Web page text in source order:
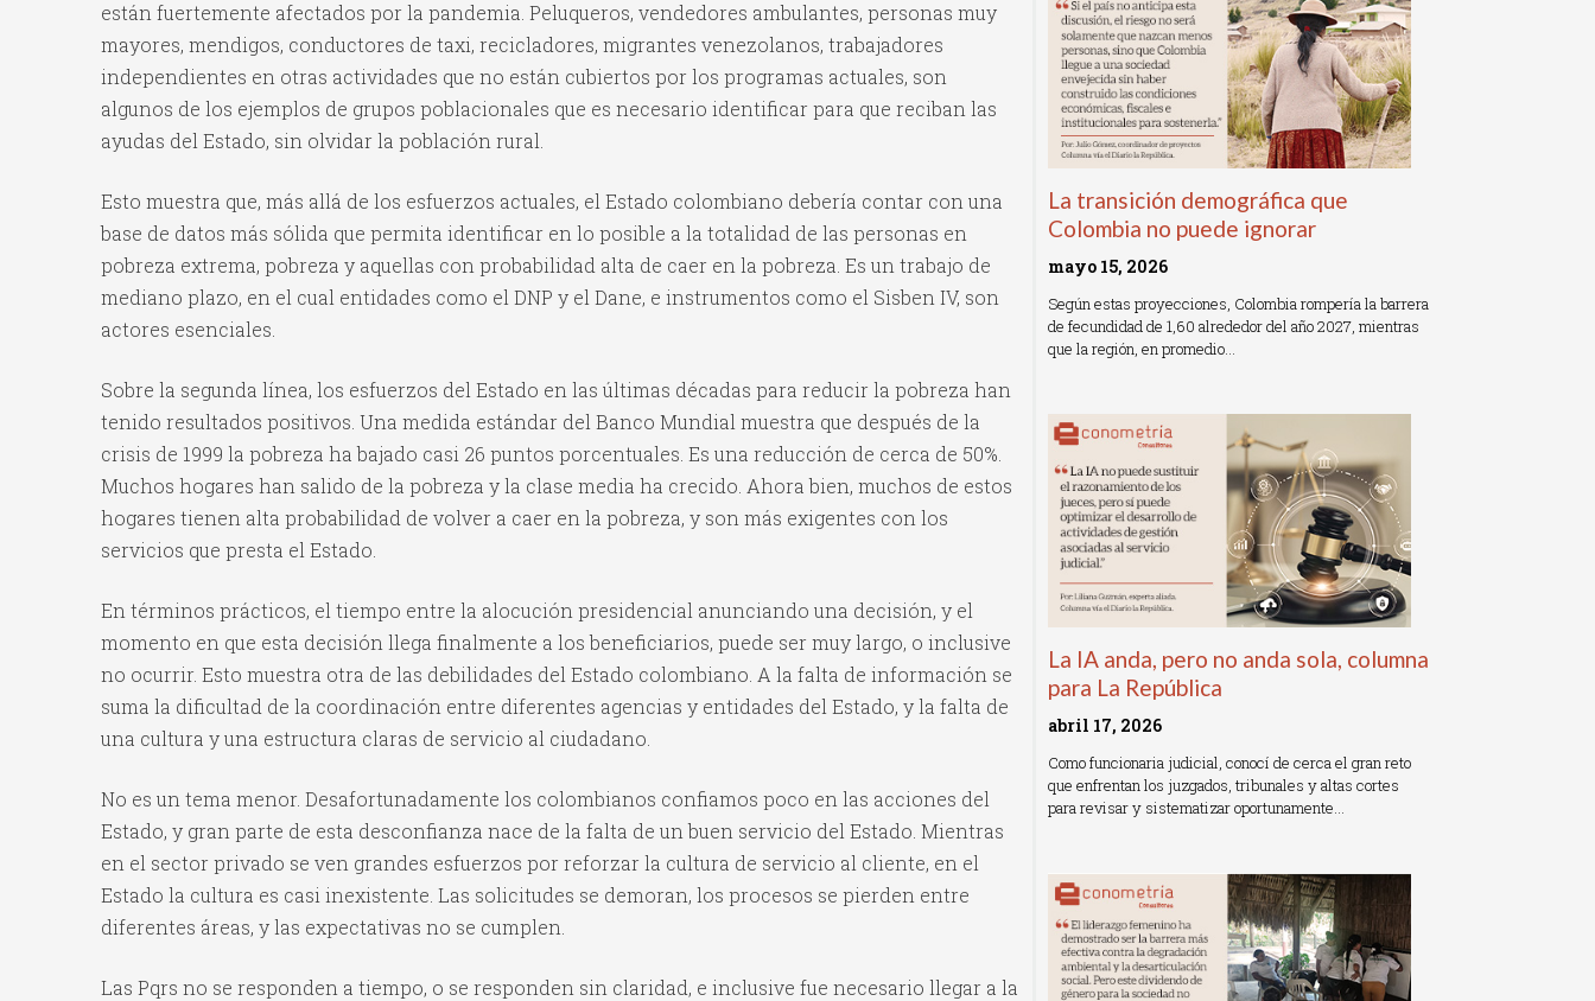
están fuertemente afectados por la pandemia. Peluqueros, vendedores ambulantes, personas muy
mayores, mendigos, conductores de taxi, recicladores, migrantes venezolanos, trabajadores
independientes en otras actividades que no están cubiertos por los programas actuales, son
algunos de los ejemplos de grupos poblacionales que es necesario identificar para que reciban las
ayudas del Estado, sin olvidar la población rural.
Esto muestra que, más allá de los esfuerzos actuales, el Estado colombiano debería contar con una
base de datos más sólida que permita identificar en lo posible a la totalidad de las personas en
pobreza extrema, pobreza y aquellas con probabilidad alta de caer en la pobreza. Es un trabajo de
mediano plazo, en el cual entidades como el DNP y el Dane, e instrumentos como el Sisben IV, son
actores esenciales.
Sobre la segunda línea, los esfuerzos del Estado en las últimas décadas para reducir la pobreza han
tenido resultados positivos. Una medida estándar del Banco Mundial muestra que después de la
crisis de 1999 la pobreza ha bajado casi 26 puntos porcentuales. Es una reducción de cerca de 50%.
Muchos hogares han salido de la pobreza y la clase media ha crecido. Ahora bien, muchos de estos
hogares tienen alta probabilidad de volver a caer en la pobreza, y son más exigentes con los
servicios que presta el Estado.
En términos prácticos, el tiempo entre la alocución presidencial anunciando una decisión, y el
momento en que esta decisión llega finalmente a los beneficiarios, puede ser muy largo, o inclusive
no ocurrir. Esto muestra otra de las debilidades del Estado colombiano. A la falta de información se
suma la dificultad de la coordinación entre diferentes agencias y entidades del Estado, y la falta de
una cultura y una estructura claras de servicio al ciudadano.
No es un tema menor. Desafortunadamente los colombianos confiamos poco en las acciones del
Estado, y gran parte de esta desconfianza nace de la falta de un buen servicio del Estado. Mientras
en el sector privado se ven grandes esfuerzos por reforzar la cultura de servicio al cliente, en el
Estado la cultura es casi inexistente. Las solicitudes se demoran, los procesos se pierden entre
diferentes áreas, y las expectativas no se cumplen.
Las Pqrs no se responden a tiempo, o se responden sin claridad, e inclusive fue necesario llegar a la
La transición demográfica que
Colombia no puede ignorar
mayo 15, 2026
Según estas proyecciones, Colombia rompería la barrera
de fecundidad de 1,60 alrededor del año 2027, mientras
que la región, en promedio…
La IA anda, pero no anda sola, columna
para La República
abril 17, 2026
Como funcionaria judicial, conocí de cerca el gran reto
que enfrentan los juzgados, tribunales y altas cortes
para revisar y sistematizar oportunamente…